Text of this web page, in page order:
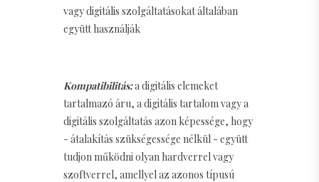
vagy digitális szolgáltatásokat általában
együtt használják
Kompatibilitás:a digitális elemeket
tartalmazó áru, a digitális tartalom vagy a
digitális szolgáltatás azon képessége, hogy
- átalakítás szükségessége nélkül - együtt
tudjon működni olyan hardverrel vagy
szoftverrel, amellyel az azonos típusú